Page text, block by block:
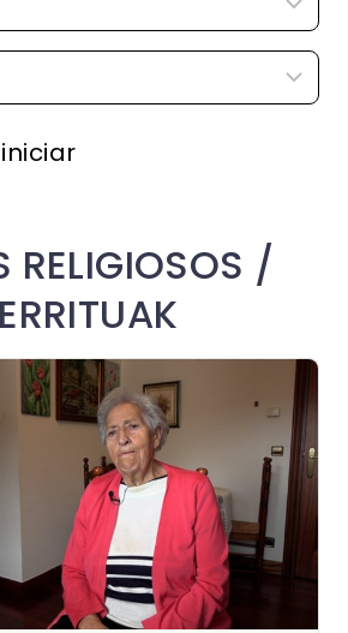
RELIGIOSOS /